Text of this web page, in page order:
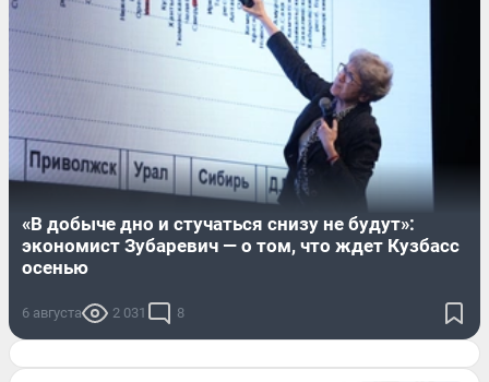
«В добыче дно и стучаться снизу не будут»:
экономист Зубаревич — о том, что ждет Кузбасс
осенью
6 августа 2 031 8